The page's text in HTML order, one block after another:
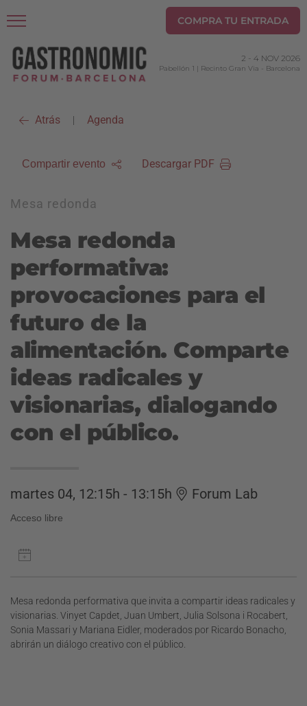
COMPRA TU ENTRADA
2 - 4 NOV 2026
Pabellón 1 | Recinto Gran Via - Barcelona
Atrás | Agenda
Compartir evento Descargar PDF
Mesa redonda
Mesa redonda
performativa:
provocaciones para el
futuro de la
alimentación. Comparte
ideas radicales y
visionarias, dialogando
con el público.
martes 04, 12:15h - 13:15h Forum Lab
Acceso libre
Mesa redonda performativa que invita a compartir ideas radicales y
visionarias. Vinyet Capdet, Juan Umbert, Julia Solsona i Rocabert,
Sonia Massari y Mariana Eidler, moderados por Ricardo Bonacho,
abrirán un diálogo creativo con el público.